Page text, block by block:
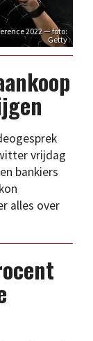
2022 — foto:
Getty
vrijdag
bankiers
alles over